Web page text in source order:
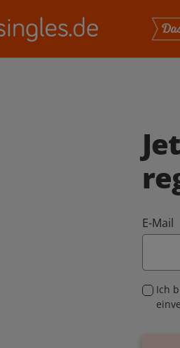
E-Mail
Ich